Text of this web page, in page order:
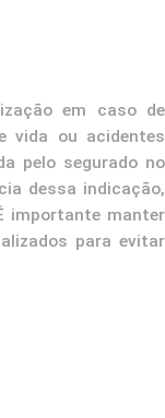
em caso de
vida ou acidentes
pelo segurado no
dessa indicação,
importante manter
para evitar